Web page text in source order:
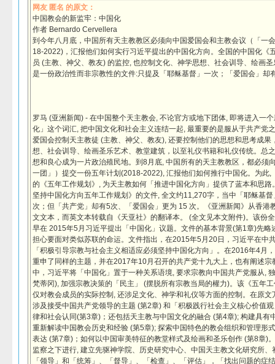
网友 匿名 的原文：
中国教会的新监牢：中国化
作者 Bernardo Cervellera
到今年八月底，中国所有天主教教区必须向中国爱国会和主教会议（「一
18-2022)，汇报他们如何实行习近平提出的中国化方向。全国的中国化《
员 (主教、神父、教友) 的监控, 也控制文化、神学思想、社会训导、绘画
是一份政治性而非宗教性的文件:只提及「耶稣基督」一次；「爱国会」却
罗马 (亚洲新闻) - 在中国整个天主教会, 不论官方或地下团体, 即将进入一
化」这个词汇, 把中国文化和社会主义连结一起, 最重要的是服从于共产党
爱国会控制天主教徒 (主教、神父、教友), 还要控制他们的思想和思考成果
想、社会训导、绘画圣乐艺术、教堂建筑，以至礼仪书籍和礼仪传统。总
想和良心成为一片政治殖民地。到8月底, 中国所有的天主教教区，都必须
一团」）提交一份五年计划(2018-2022), 汇报他们如何推行中国化。为此,
的《五年工作规划》, 为天主教如何「推进中国化方向」提供了蓝本和思
坚持中国化方向五年工作规划》的文件, 全文约11,270字，当中「耶稣基
次；但「共产党」却有5次、「爱国会」更为 15 次。《亚洲新闻》从香港
文文本，而英文本转载自《天亚社》的翻译本。 (全文见本文附件)。该份
早在 2015年5月习近平提出「中国化」议题。文件的基本背景(第1章)先略
担心要面对类似苏联的命运。文件指出，在2015年5月20日，习近平在中
「积极引导宗教与社会主义相适应必须坚持中国化方向」。在2016年4月
重申了同样的主题，并在2017年10月召开的共产党十九大上，也有阐述宗
中，习近平将「中国化」置于一种关系语境, 要求宗教向中国共产党服从,
梵蒂冈), 加强宗教决策的「民主」 (摆脱所有宗教当局的權力)。该《五年
仅对教会成员的实际控制, 还涉足文化、神学和礼仪等方面的控制。在原
涉及接受中国共产党领导的主题 (第2章) 和「积极践行社会主义核心价值
律和社会认同(第3章)；还包括天主教与中国文化的融合 (第4章); 构建具有
重新解读中国教会历史和经验 (第5章); 探索中国特色的教会组织和管理形
表达 (第7章)；如何以中国审美特征的教堂样式及绘画和圣乐创作 (第8章)
监察之下进行, 建立先驱神学院、历史研究中心、中国天主教文化研究所
「领导」和「统筹」、「督导」、「检查」、「评估」，「找出问题的症